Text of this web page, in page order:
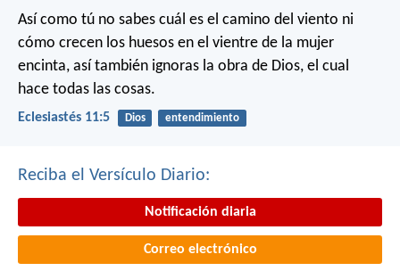
Así como tú no sabes cuál es el camino del viento ni
cómo crecen los huesos en el vientre de la mujer
encinta, así también ignoras la obra de Dios, el cual
hace todas las cosas.
Eclesiastés 11:5 Dios entendimiento
Reciba el Versículo Diario:
Notificación diaria
Correo electrónico